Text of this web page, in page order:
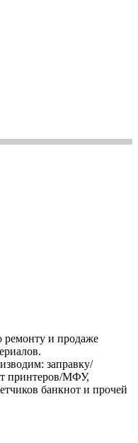
ремонту и продаже
заправку/
принтеров/МФУ,
банкнот и прочей